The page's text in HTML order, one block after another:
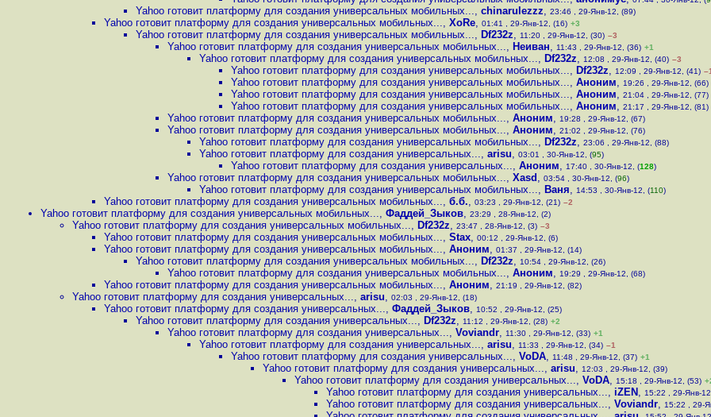
Yahoo готовит платформу для создания универсальных мобильных..., chinarulezzz, 23:46 , 29-Янв-12, (89)
Yahoo готовит платформу для создания универсальных мобильных..., XoRe, 01:41 , 29-Янв-12, (16) +3
Yahoo готовит платформу для создания универсальных мобильных..., Df232z, 11:20 , 29-Янв-12, (30) –3
Yahoo готовит платформу для создания универсальных мобильных..., Неиван, 11:43 , 29-Янв-12, (36) +1
Yahoo готовит платформу для создания универсальных мобильных..., Df232z, 12:08 , 29-Янв-12, (40) –3
Yahoo готовит платформу для создания универсальных мобильных..., Df232z, 12:09 , 29-Янв-12, (41) –1
Yahoo готовит платформу для создания универсальных мобильных..., Аноним, 19:26 , 29-Янв-12, (66)
Yahoo готовит платформу для создания универсальных мобильных..., Аноним, 21:04 , 29-Янв-12, (77)
Yahoo готовит платформу для создания универсальных мобильных..., Аноним, 21:17 , 29-Янв-12, (81)
Yahoo готовит платформу для создания универсальных мобильных..., Аноним, 19:28 , 29-Янв-12, (67)
Yahoo готовит платформу для создания универсальных мобильных..., Аноним, 21:02 , 29-Янв-12, (76)
Yahoo готовит платформу для создания универсальных мобильных..., Df232z, 23:06 , 29-Янв-12, (88)
Yahoo готовит платформу для создания универсальных..., arisu, 03:01 , 30-Янв-12, (95)
Yahoo готовит платформу для создания универсальных..., Аноним, 17:40 , 30-Янв-12, (128)
Yahoo готовит платформу для создания универсальных мобильных..., Xasd , 03:54 , 30-Янв-12, (96)
Yahoo готовит платформу для создания универсальных мобильных..., Ваня, 14:53 , 30-Янв-12, (110)
Yahoo готовит платформу для создания универсальных мобильных..., б.б., 03:23 , 29-Янв-12, (21) –2
Yahoo готовит платформу для создания универсальных мобильных..., Фаддей_Зыков, 23:29 , 28-Янв-12, (2)
Yahoo готовит платформу для создания универсальных мобильных..., Df232z, 23:47 , 28-Янв-12, (3) –3
Yahoo готовит платформу для создания универсальных мобильных..., Stax, 00:12 , 29-Янв-12, (6)
Yahoo готовит платформу для создания универсальных мобильных..., Аноним, 01:37 , 29-Янв-12, (14)
Yahoo готовит платформу для создания универсальных мобильных..., Df232z, 10:54 , 29-Янв-12, (26)
Yahoo готовит платформу для создания универсальных мобильных..., Аноним, 19:29 , 29-Янв-12, (68)
Yahoo готовит платформу для создания универсальных мобильных..., Аноним, 21:19 , 29-Янв-12, (82)
Yahoo готовит платформу для создания универсальных..., arisu, 02:03 , 29-Янв-12, (18)
Yahoo готовит платформу для создания универсальных..., Фаддей_Зыков, 10:52 , 29-Янв-12, (25)
Yahoo готовит платформу для создания универсальных..., Df232z, 11:12 , 29-Янв-12, (28) +2
Yahoo готовит платформу для создания универсальных..., Voviandr, 11:30 , 29-Янв-12, (33) +1
Yahoo готовит платформу для создания универсальных..., arisu, 11:33 , 29-Янв-12, (34) –1
Yahoo готовит платформу для создания универсальных..., VoDA, 11:48 , 29-Янв-12, (37) +1
Yahoo готовит платформу для создания универсальных..., arisu, 12:03 , 29-Янв-12, (39)
Yahoo готовит платформу для создания универсальных..., VoDA, 15:18 , 29-Янв-12, (53)
Yahoo готовит платформу для создания универсальных..., iZEN , 15:22 , 29-Янв-
Yahoo готовит платформу для создания универсальных..., Voviandr, 15:22 , 29-